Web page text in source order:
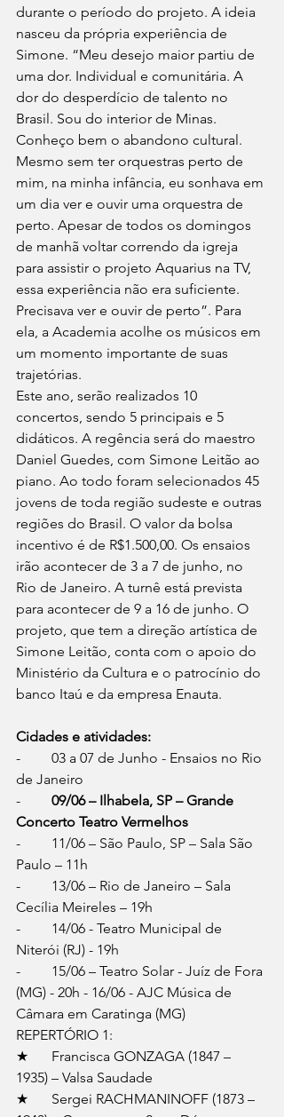
durante o período do projeto. A ideia
nasceu da própria experiência de
Simone. “Meu desejo maior partiu de
uma dor. Individual e comunitária. A
dor do desperdício de talento no
Brasil. Sou do interior de Minas.
Conheço bem o abandono cultural.
Mesmo sem ter orquestras perto de
mim, na minha infância, eu sonhava em
um dia ver e ouvir uma orquestra de
perto. Apesar de todos os domingos
de manhã voltar correndo da igreja
para assistir o projeto Aquarius na TV,
essa experiência não era suficiente.
Precisava ver e ouvir de perto”. Para
ela, a Academia acolhe os músicos em
um momento importante de suas
trajetórias.
Este ano, serão realizados 10
concertos, sendo 5 principais e 5
didáticos. A regência será do maestro
Daniel Guedes, com Simone Leitão ao
piano. Ao todo foram selecionados 45
jovens de toda região sudeste e outras
regiões do Brasil. O valor da bolsa
incentivo é de R$1.500,00. Os ensaios
irão acontecer de 3 a 7 de junho, no
Rio de Janeiro. A turnê está prevista
para acontecer de 9 a 16 de junho. O
projeto, que tem a direção artística de
Simone Leitão, conta com o apoio do
Ministério da Cultura e o patrocínio do
banco Itaú e da empresa Enauta.
Cidades e atividades:
-	03 a 07 de Junho - Ensaios no Rio
de Janeiro
09/06 – Ilhabela, SP – Grande
Concerto Teatro Vermelhos
-	11/06 – São Paulo, SP – Sala São
Paulo – 11h
-	13/06 – Rio de Janeiro – Sala
Cecília Meireles – 19h
-	14/06 - Teatro Municipal de
Niterói (RJ) - 19h
-	15/06 – Teatro Solar - Juíz de Fora
(MG) - 20h - 16/06 - AJC Música de
Câmara em Caratinga (MG)
REPERTÓRIO 1:
★	Francisca GONZAGA (1847 –
1935) – Valsa Saudade
★	Sergei RACHMANINOFF (1873 –